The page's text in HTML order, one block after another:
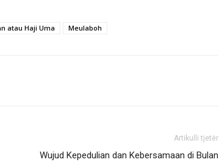
atau Haji Uma Meulaboh
Artikulli tjetër
Wujud Kepedulian dan Kebersamaan di Bulan